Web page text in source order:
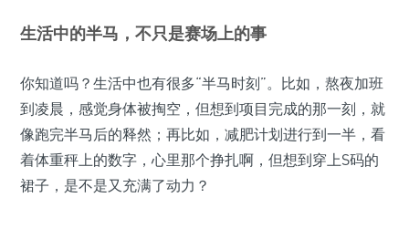
生活中的半马，不只是赛场上的事
你知道吗？生活中也有很多“半马时刻”。比如，熬夜加班
到凌晨，感觉身体被掏空，但想到项目完成的那一刻，就
像跑完半马后的释然；再比如，减肥计划进行到一半，看
着体重秤上的数字，心里那个挣扎啊，但想到穿上S码的
裙子，是不是又充满了动力？